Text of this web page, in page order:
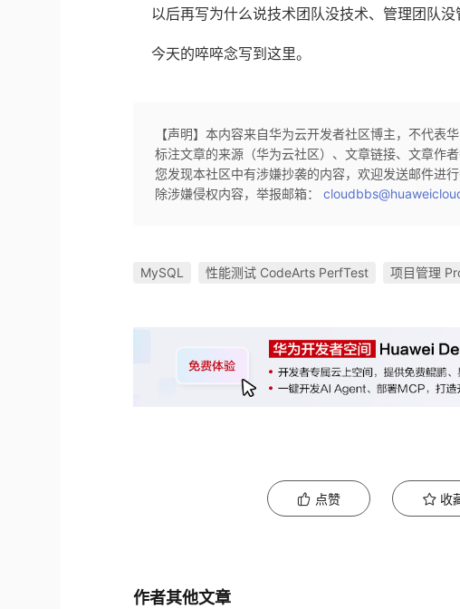
以后再写为什么说技术团队没技术、管理团队没
今天的啐啐念写到这里。
【声明】本内容来自华为云开发者社区博主，不代表
标注文章的来源（华为云社区）、文章链接、文章作
您发现本社区中有涉嫌抄袭的内容，欢迎发送邮件进
除涉嫌侵权内容，举报邮箱：
MySQL 性能测试 CodeArts PerfTest 项目管理
点赞 收
作者其他文章